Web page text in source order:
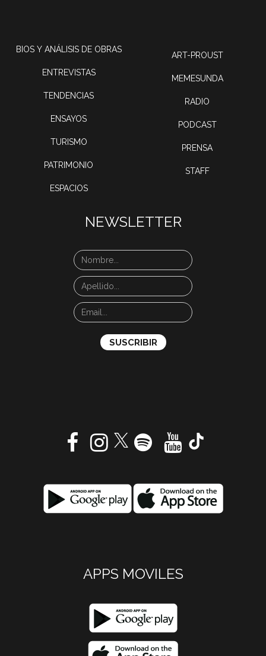
BIOS Y ANÁLISIS DE OBRAS
ENTREVISTAS
TENDENCIAS
ENSAYOS
TURISMO
PATRIMONIO
ESPACIOS
ART-PROUST
MEMESUNDA
RADIO
PODCAST
PRENSA
STAFF
NEWSLETTER
APPS MOVILES